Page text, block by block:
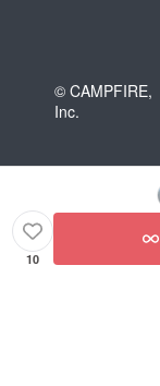
© CAMPFIRE,
Inc.
10